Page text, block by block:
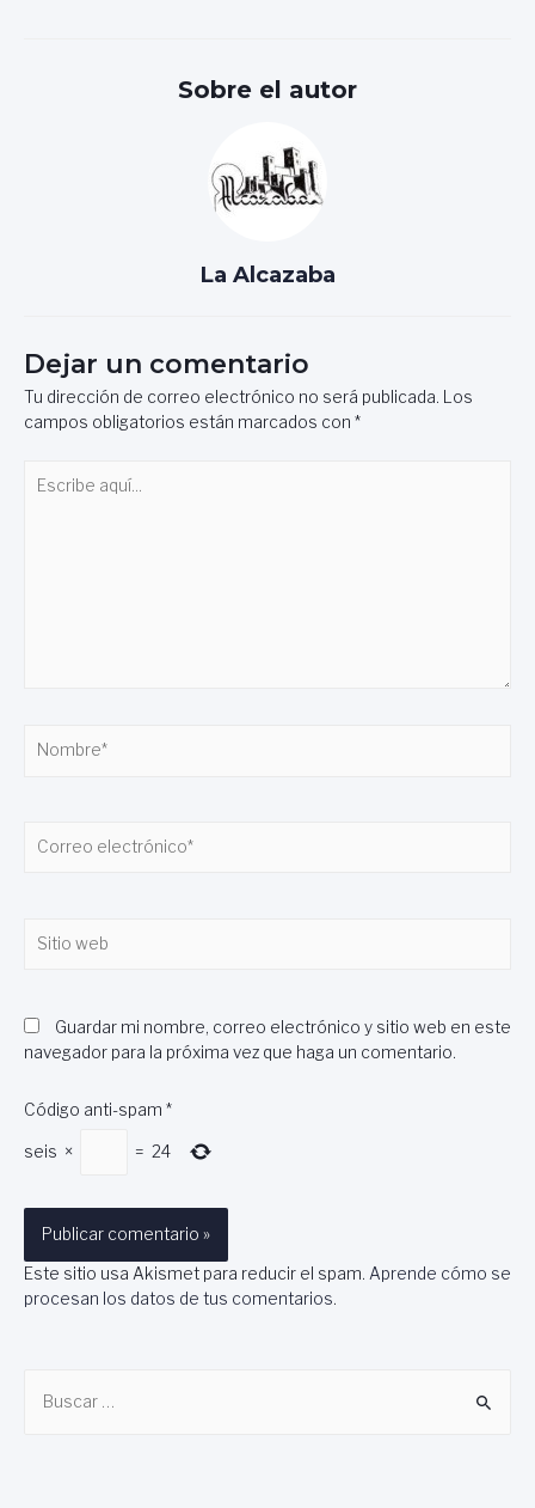
Sobre el autor
La Alcazaba
Dejar un comentario
Tu dirección de correo electrónico no será publicada. Los
campos obligatorios están marcados con *
aquí...
electrónico*
web
Guardar mi nombre, correo electrónico y sitio web en este
navegador para la próxima vez que haga un comentario.
Código anti-spam *
seis × = 24
Este sitio usa Akismet para reducir el spam. Aprende cómo se
procesan los datos de tus comentarios.